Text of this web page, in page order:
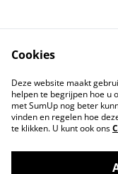
Cookies
Deze website maakt
helpen te begrijpen hoe u
met SumUp nog beter
vinden en regelen hoe
te klikken. U kunt ook ons